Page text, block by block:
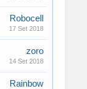
Robocell
17 Set 2018
zoro
14 Set 2018
Rainbow